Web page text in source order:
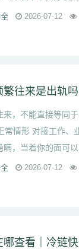
2026-07-12
来，不能直接等同
常情形 对接工作、
，当着你的面可以
2026-07-12
哪查看｜冷链